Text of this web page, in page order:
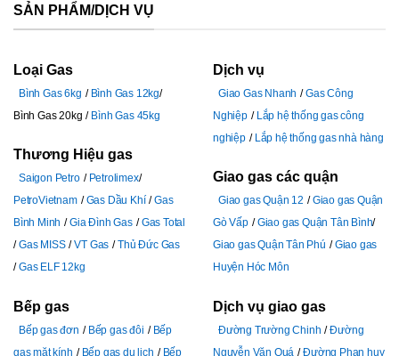
SẢN PHẨM/DỊCH VỤ
Loại Gas
Bình Gas 6kg
Bình Gas 12kg
Bình Gas 20kg
Bình Gas 45kg
Thương Hiệu gas
Saigon Petro
Petrolimex
PetroVietnam
Gas Dầu Khí
Gas
Bình Minh
Gia Đình Gas
Gas Total
Gas MISS
VT Gas
Thủ Đức Gas
Gas ELF 12kg
Bếp gas
Bếp gas đơn Bếp gas đôi
Bếp
gas mặt kính
Bếp gas du lịch Bếp
Dịch vụ
Giao Gas Nhanh
Gas Công
Nghiệp
Lắp hệ thống gas công
nghiệp
Lắp hệ thống gas nhà hàng
Giao gas các quận
Giao gas Quận 12
Giao gas Quận
Gò Vấp
Giao gas Quận Tân Bình
Giao gas Quận Tân Phú
Giao gas
Huyện Hóc Môn
Dịch vụ giao gas
Đường Trường Chinh
Đường
Nguyễn Văn Quá
Đường Phan huy